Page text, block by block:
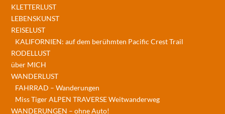
KLETTERLUST
LEBENSKUNST
REISELUST
KALIFORNIEN: auf dem berühmten Pacific Crest Trail
RODELLUST
über MICH
WANDERLUST
FAHRRAD – Wanderungen
Miss Tiger ALPEN TRAVERSE Weitwanderweg
WANDERUNGEN – ohne Auto!